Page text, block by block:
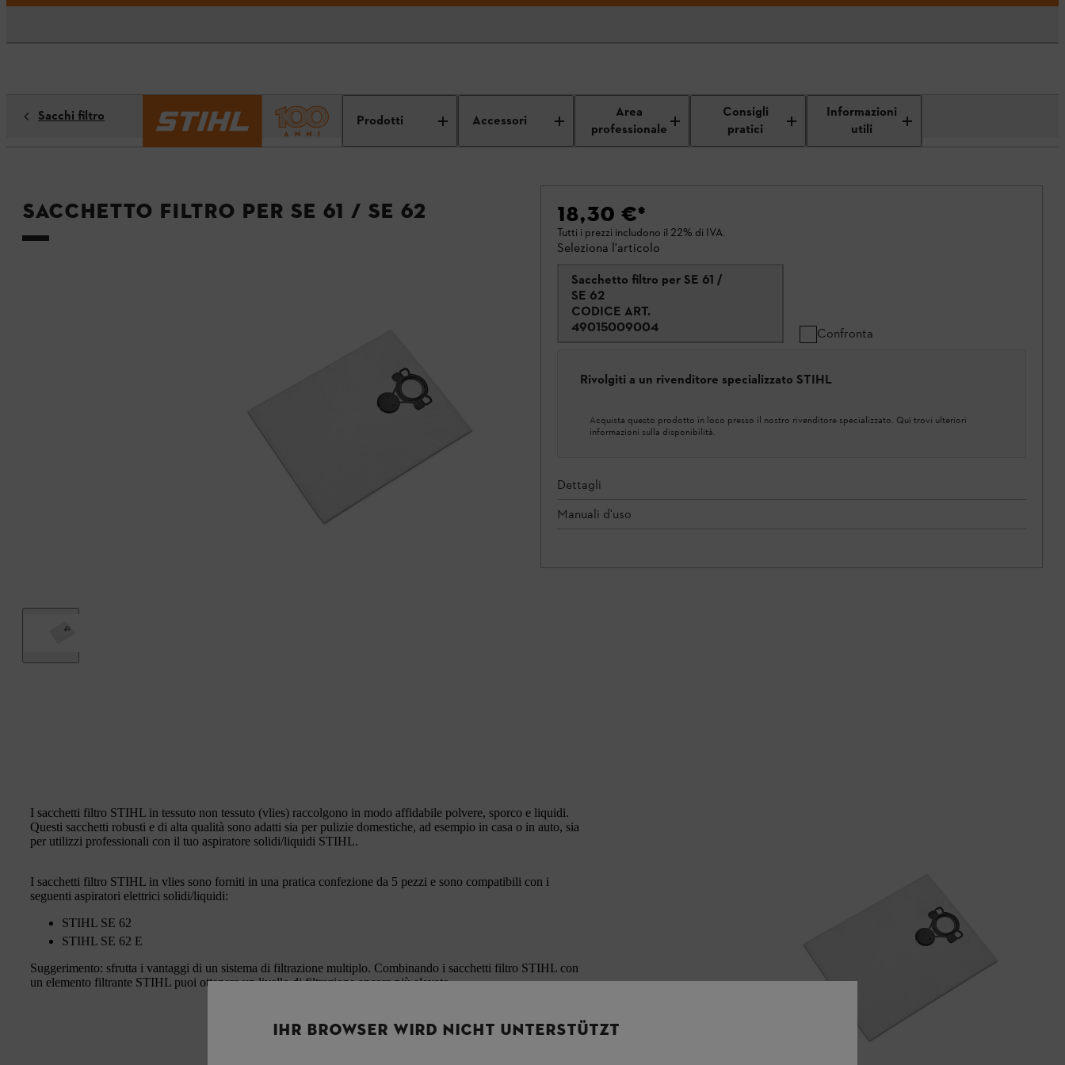
Prodotti Accessori
Area
professionale
Consigli
pratici
Informazioni
utili
Sacchi filtro
Sacchetto filtro per SE 61 / SE 62 18,30 €*
Tutti i prezzi includono il 22% di IVA.
Seleziona l'articolo
Sacchetto filtro per SE 61 /
SE 62
CODICE ART.
49015009004
Confronta
Rivolgiti a un rivenditore specializzato STIHL
Acquista questo prodotto in loco presso il nostro rivenditore specializzato. Qui trovi ulteriori
informazioni sulla disponibilità.
Dettagli
Manuali d'uso
I sacchetti filtro STIHL in tessuto non tessuto (vlies) raccolgono in modo affidabile polvere, sporco e liquidi.
Questi sacchetti robusti e di alta qualità sono adatti sia per pulizie domestiche, ad esempio in casa o in auto, sia
per utilizzi professionali con il tuo aspiratore solidi/liquidi STIHL.
I sacchetti filtro STIHL in vlies sono forniti in una pratica confezione da 5 pezzi e sono compatibili con i
seguenti aspiratori elettrici solidi/liquidi:
STIHL SE 62
STIHL SE 62 E
Suggerimento: sfrutta i vantaggi di un sistema di filtrazione multiplo. Combinando i sacchetti filtro STIHL con
un elemento filtrante STIHL puoi ottenere un livello di filtrazione ancora più elevato.
IHR BROWSER WIRD NICHT UNTERSTÜTZT